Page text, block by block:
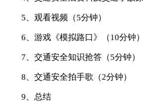
5、观看视频（5分钟）
6、游戏《模拟路口》（10分钟）
7、交通安全知识抢答（5分钟）
8、交通安全拍手歌（2分钟）
9、总结